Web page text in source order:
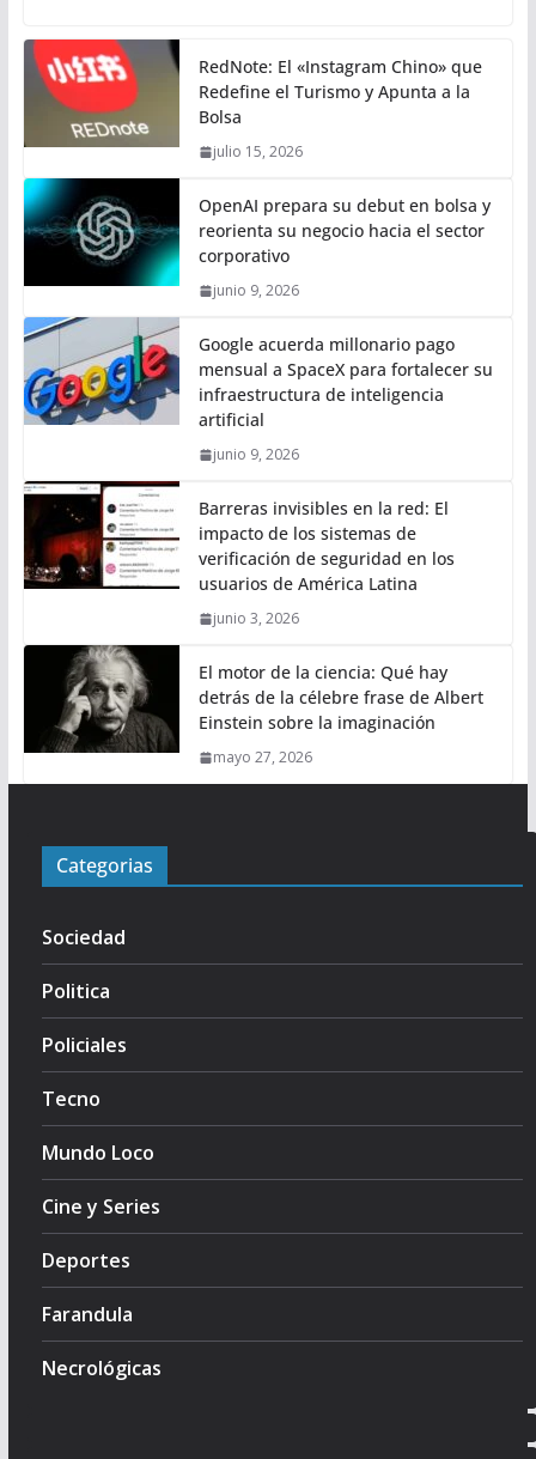
RedNote: El «Instagram Chino» que
Redefine el Turismo y Apunta a la
Bolsa
julio 15, 2026
OpenAI prepara su debut en bolsa y
reorienta su negocio hacia el sector
corporativo
junio 9, 2026
Google acuerda millonario pago
mensual a SpaceX para fortalecer su
infraestructura de inteligencia
artificial
junio 9, 2026
Barreras invisibles en la red: El
impacto de los sistemas de
verificación de seguridad en los
usuarios de América Latina
junio 3, 2026
El motor de la ciencia: Qué hay
detrás de la célebre frase de Albert
Einstein sobre la imaginación
mayo 27, 2026
Categorias
Sociedad
Politica
Policiales
Tecno
Mundo Loco
Cine y Series
Deportes
Farandula
Necrológicas